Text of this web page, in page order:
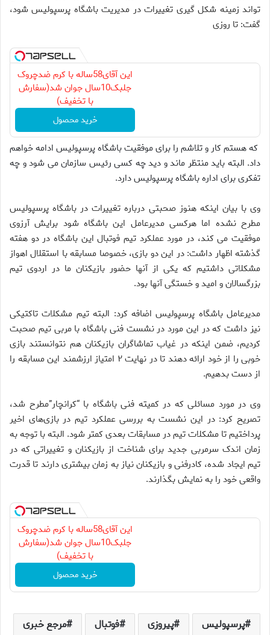
تواند زمینه شکل گیری تغییرات در مدیریت باشگاه پرسپولیس شود،
گفت: تا روزی
این آقای58ساله با کرم ضدچروک
جلبک10سال جوان شد(سفارش
با تخفیف)
خرید محصول
که هستم کار و تلاشم را برای موفقیت باشگاه پرسپولیس ادامه خواهم
داد. البته باید منتظر ماند و دید چه کسی رئیس سازمان می شود و چه
تفکری برای اداره باشگاه پرسپولیس دارد.
وی با بیان اینکه هنوز صحبتی درباره تغییرات در باشگاه پرسپولیس
مطرح نشده اما هرکسی مدیرعامل این باشگاه شود برایش آرزوی
موفقیت می کند، در مورد عملکرد تیم فوتبال این باشگاه در دو هفته
گذشته اظهار داشت: در این دو بازی، خصوصا مسابقه با استقلال اهواز
مشکلاتی داشتیم که یکی از آنها حضور بازیکنان ما در اردوی تیم
بزرگسالان و امید و خستگی آنها بود.
مدیرعامل باشگاه پرسپولیس اضافه کرد: البته تیم مشکلات تاکتیکی
نیز داشت که در این مورد در نشست فنی باشگاه با مربی تیم صحبت
کردیم، ضمن اینکه در غیاب تماشاگران بازیکنان هم نتوانستند بازی
خوبی را از خود ارائه دهند تا در نهایت ۲ امتیاز ارزشمند این مسابقه را
از دست بدهیم.
وی در مورد مسائلی که در کمیته فنی باشگاه با “کرانچار”مطرح شد،
تصریح کرد: در این نشست به بررسی عملکرد تیم در بازی‌های اخیر
پرداختیم تا مشکلات تیم در مسابقات بعدی کمتر شود. البته با توجه به
زمان اندک سرمربی جدید برای شناخت از بازیکنان و تغییراتی که در
تیم ایجاد شده، کادرفنی و بازیکنان نیاز به زمان بیشتری دارند تا قدرت
واقعی خود را به نمایش بگذارند.
این آقای58ساله با کرم ضدچروک
جلبک10سال جوان شد(سفارش
با تخفیف)
خرید محصول
پرسپولیس پیروزی فوتبال مرجع خبری